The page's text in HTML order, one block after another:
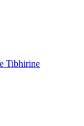
Tibhirine